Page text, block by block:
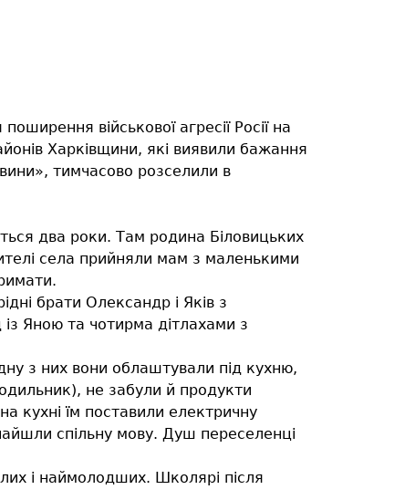
військової агресії Росії на
Харківщини, які виявили бажання
тимчасово розселили в
два роки. Там родина Біловицьких
села прийняли мам з маленькими
брати Олександр і Яків з
Яною та чотирма дітлахами з
з них вони облаштували під кухню,
не забули й продукти
кухні їм поставили електричну
спільну мову. Душ переселенці
і наймолодших. Школярі після